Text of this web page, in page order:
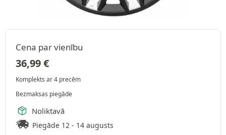
Cena par vienību
36,99€
Komplekts ar 4 precēm
Bezmaksas piegāde
Noliktavā
Piegāde 12 - 14 augusts